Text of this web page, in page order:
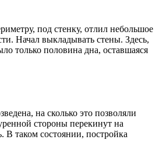
под стенку, отлил небольшое
Начал выкладывать стены. Здесь,
только половина дна, оставшаяся
на сколько это позволяли
стороны перекинут на
В таком состоянии, постройка